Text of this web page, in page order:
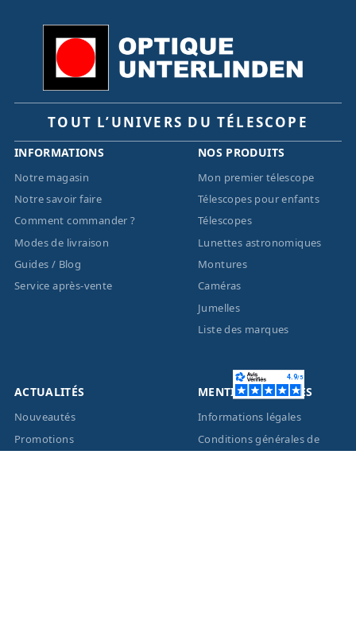
TOUT L’UNIVERS DU TÉLESCOPE
INFORMATIONS
Notre magasin
Notre savoir faire
Comment commander ?
Modes de livraison
Guides / Blog
Service après-vente
NOS PRODUITS
Mon premier télescope
Télescopes pour enfants
Télescopes
Lunettes astronomiques
Montures
Caméras
Jumelles
Liste des marques
ACTUALITÉS
Nouveautés
Promotions
MENTIONS LÉGALES
Informations légales
Conditions générales de